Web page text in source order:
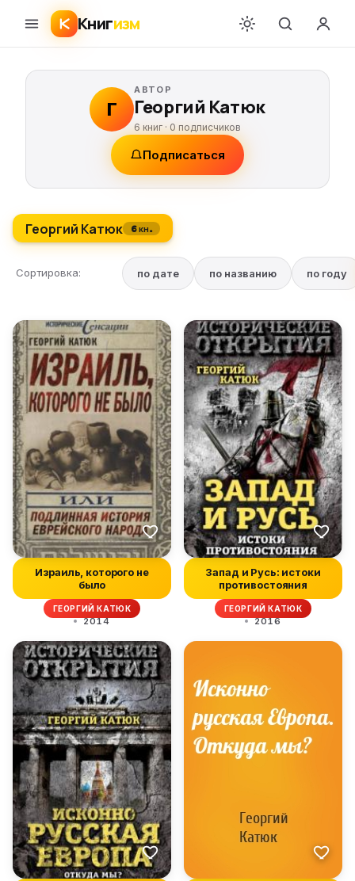
Книгизм
Г
АВТОР
Георгий Катюк
6 книг ·0 подписчиков
Подписаться
Георгий Катюк 6 кн.
Сортировка: по дате по названию по году
Израиль, которого не
было
ГЕОРГИЙ КАТЮК
2014
Запад и Русь: истоки
противостояния
ГЕОРГИЙ КАТЮК
2016